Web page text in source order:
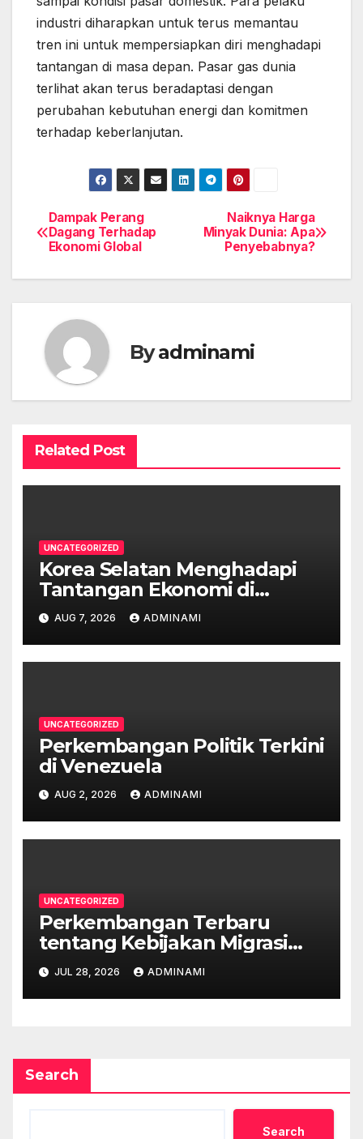
industri diharapkan untuk terus memantau
tren ini untuk mempersiapkan diri menghadapi
tantangan di masa depan. Pasar gas dunia
terlihat akan terus beradaptasi dengan
perubahan kebutuhan energi dan komitmen
terhadap keberlanjutan.
Post
navigation
Naiknya Harga
Minyak Dunia: Apa
Penyebabnya?
Dampak Perang
Dagang Terhadap
Ekonomi Global
Byadminami
Related Post
UNCATEGORIZED
Korea Selatan Menghadapi
Tantangan Ekonomi di
Tengah Krisis Global
AUG 7, 2026 ADMINAMI
UNCATEGORIZED
Perkembangan Politik Terkini
di Venezuela
AUG 2, 2026 ADMINAMI
UNCATEGORIZED
Perkembangan Terbaru
tentang Kebijakan Migrasi
Australia
JUL 28, 2026 ADMINAMI
Search
Search